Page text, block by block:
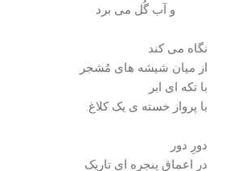
و آب گُل می برد
نگاه می کند
از میان شیشه های مُشجر
با تکه ای ابر
با پرواز خسته ی یک کلاغ
دورِ دور
در اعماق پنجره ای تاریک